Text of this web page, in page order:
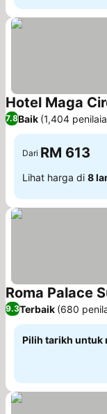
Hotel Maga
7.8Baik (1,404
Dari RM 613
Lihat harga di 8
Roma Palace
9.3Terbaik (680
Pilih tarikh untuk